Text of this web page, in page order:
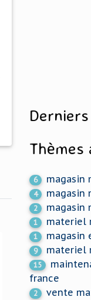
Thèmes
6 magasin
4 magasin
2 magasin
1 materiel
1 magasin
9 materiel
15
france
2 vente